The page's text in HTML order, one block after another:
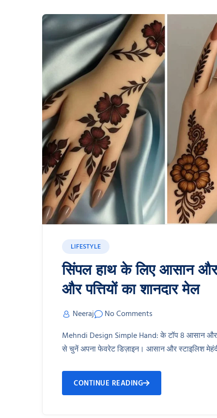
LIFESTYLE
सिंपल हाथ के लिए आसान
और पत्तियों का शानदार मेल
Neeraj
No Comments
Mehndi Design Simple Hand: के टॉप 8 आसान और
से चुनें अपना फेवरेट डिज़ाइन। आसान और स्टाइलिश
CONTINUE READING